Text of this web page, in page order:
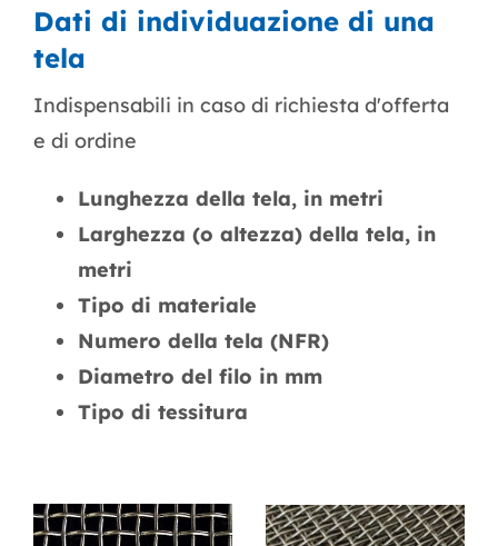
Dati di individuazione di una
tela
Indispensabili in caso di richiesta d'offerta
e di ordine
Lunghezza della tela, in metri
Larghezza (o altezza) della tela, in
metri
Tipo di materiale
Numero della tela (NFR)
Diametro del filo in mm
Tipo di tessitura